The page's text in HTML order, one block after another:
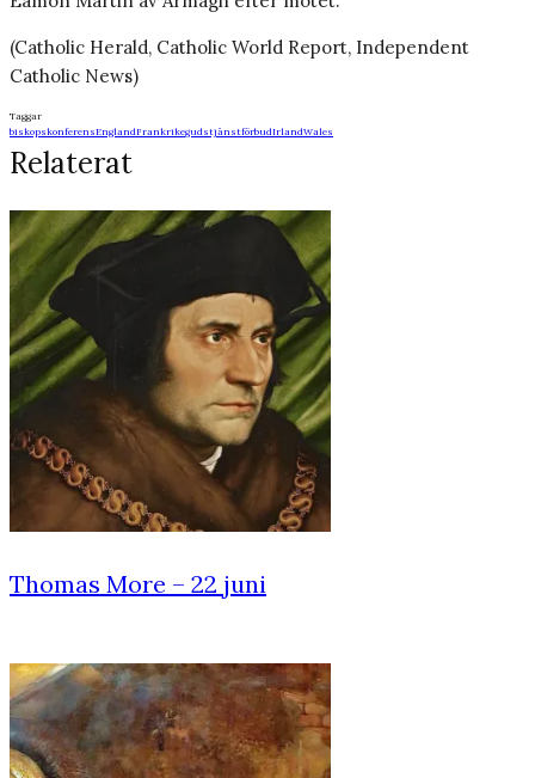
(Catholic Herald, Catholic World Report, Independent
Catholic News)
Taggar
biskopskonferensEnglandFrankrikegudstjänstförbudIrlandWales
Relaterat
Thomas More – 22 juni